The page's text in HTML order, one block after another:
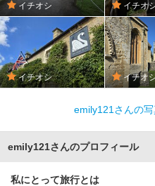
イチオシ イチオ
イチオシ イチオ
emily121さんの
emily121さんのプロフィール
私にとって旅行とは